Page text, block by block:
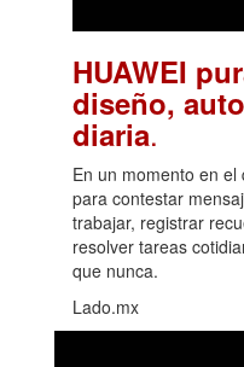
HUAWEI
diseño,
diaria.
En un momento en
para contestar
trabajar, registrar
resolver tareas
que nunca.
Lado.mx